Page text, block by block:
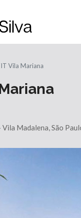
Vila Mariana
Madalena, São